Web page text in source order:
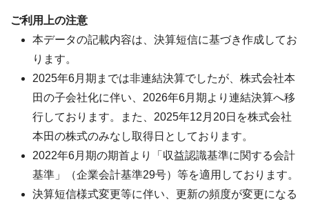
ご利用上の注意
本データの記載内容は、決算短信に基づき作成してお
ります。
2025年6月期までは非連結決算でしたが、株式会社本
田の子会社化に伴い、2026年6月期より連結決算へ移
行しております。また、2025年12月20日を株式会社
本田の株式のみなし取得日としております。
2022年6月期の期首より「収益認識基準に関する会計
基準」（企業会計基準29号）等を適用しております。
決算短信様式変更等に伴い、更新の頻度が変更になる